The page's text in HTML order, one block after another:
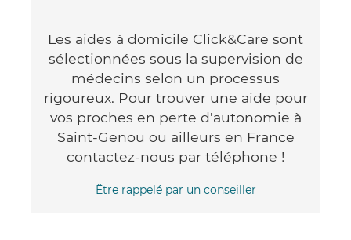
Les aides à domicile Click&Care sont
sélectionnées sous la supervision de
médecins selon un processus
rigoureux. Pour trouver une aide pour
vos proches en perte d'autonomie à
Saint-Genou ou ailleurs en France
contactez-nous par téléphone !
Être rappelé par un conseiller